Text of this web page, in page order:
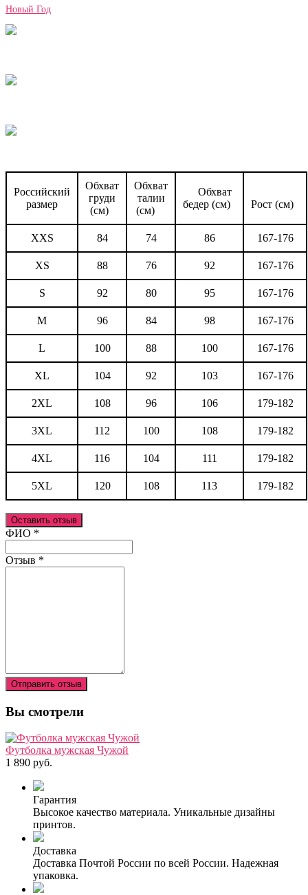
Новый Год
Российский
размер
Обхват
груди
(см)
Обхват
талии
(см)
Обхват
бедер (см)
Рост (см)
XXS 84 74 86 167-176
XS 88 76 92 167-176
S 92 80 95 167-176
M 96 84 98 167-176
L 100 88 100 167-176
XL 104 92 103 167-176
2XL 108 96 106 179-182
3XL 112 100 108 179-182
4XL 116 104 111 179-182
5XL 120 108 113 179-182
Оставить отзыв
Ваш отзыв был отправлен!
ФИО *
Отзыв *
Отправить отзыв
Вы смотрели
Футболка мужская Чужой
1 890 руб.
Гарантия
Высокое качество материала. Уникальные дизайны
принтов.
Доставка
Доставка Почтой России по всей России. Надежная
упаковка.